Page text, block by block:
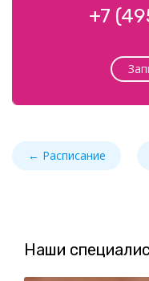
+7
← Расписание
Наши